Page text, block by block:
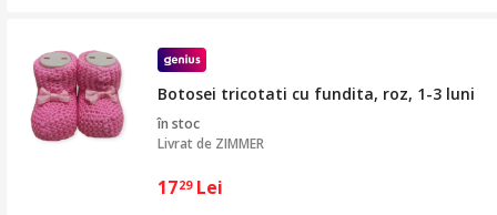
Botosei tricotati cu fundita, roz, 1-3 luni
în stoc
Livrat de ZIMMER
1729 Lei